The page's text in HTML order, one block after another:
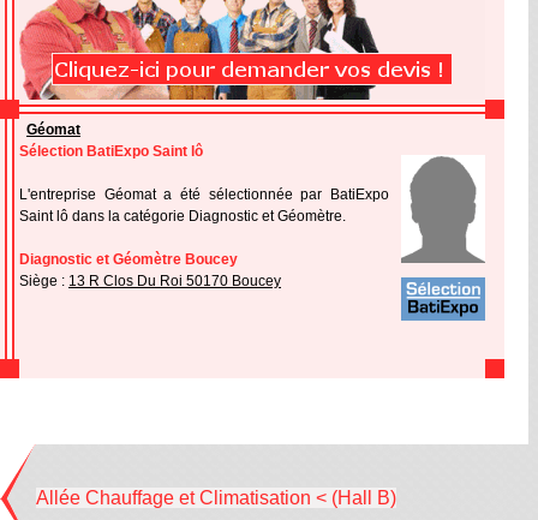
Géomat
Sélection BatiExpo Saint lô
L'entreprise Géomat a été sélectionnée par BatiExpo
Saint lô dans la catégorie Diagnostic et Géomètre.
Diagnostic et Géomètre Boucey
Siège : 13 R Clos Du Roi 50170 Boucey
Allée Chauffage et Climatisation < (Hall B)